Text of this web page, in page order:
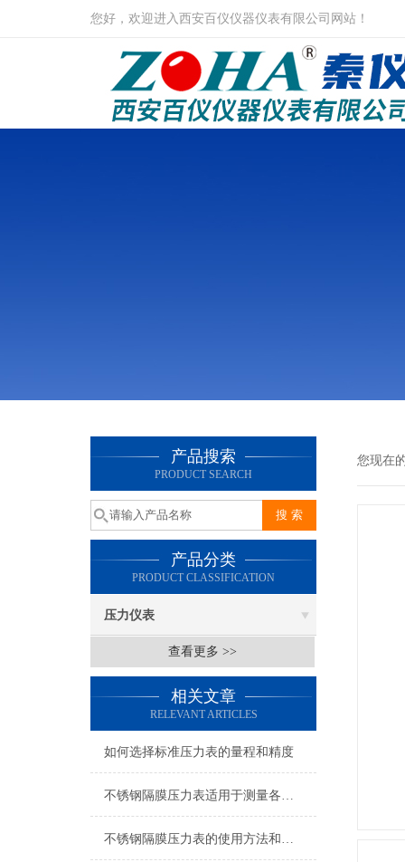
您好，欢迎进入西安百仪仪器仪表有限公司网站！
产品搜索
PRODUCT SEARCH
产品分类
PRODUCT CLASSIFICATION
压力仪表
查看更多 >>
相关文章
RELEVANT ARTICLES
如何选择标准压力表的量程和精度
不锈钢隔膜压力表适用于测量各种酸、碱等腐蚀性介质
不锈钢隔膜压力表的使用方法和维护保养方式
您现在